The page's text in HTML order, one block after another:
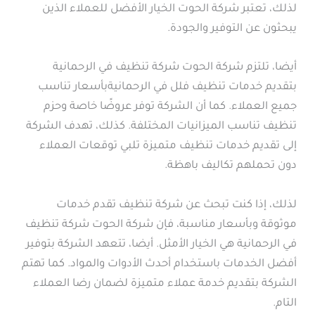
لذلك، تعتبر شركة الحوت الخيار الأفضل للعملاء الذين
يبحثون عن التوفير والجودة.
أيضا، تلتزم شركة الحوت شركة تنظيف في الرحمانية
بتقديم خدمات تنظيف فلل في الرحمانيةبأسعار تناسب
جميع العملاء. كما أن الشركة توفر عروضًا خاصة وحزم
تنظيف تناسب الميزانيات المختلفة. كذلك، تهدف الشركة
إلى تقديم خدمات تنظيف متميزة تلبي توقعات العملاء
دون تحملهم تكاليف باهظة.
لذلك، إذا كنت تبحث عن شركة تنظيف تقدم خدمات
موثوقة وبأسعار مناسبة، فإن شركة الحوت شركة تنظيف
في الرحمانية هي الخيار الأمثل. أيضا، تتعهد الشركة بتوفير
أفضل الخدمات باستخدام أحدث الأدوات والمواد. كما تهتم
الشركة بتقديم خدمة عملاء متميزة لضمان رضا العملاء
التام.